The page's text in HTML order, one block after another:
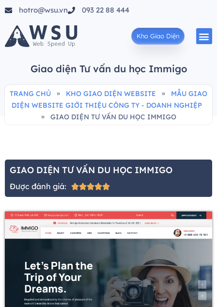
hotro@wsu.vn 093 22 88 444
Kho Giao Diện
Giao diện Tư vấn du học Immigo
TRANG CHỦ » KHO GIAO DIỆN WEBSITE »
MẪU GIAO
DIỆN WEBSITE GIỚI THIỆU CÔNG TY - DOANH NGHIỆP
»
GIAO DIỆN TƯ VẤN DU HỌC IMMIGO
GIAO DIỆN TƯ VẤN DU HỌC IMMIGO
Được đánh giá: 